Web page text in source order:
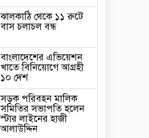
ঝালকাঠি থেকে ১১ রুটে
বাস চলাচল বন্ধ
বাংলাদেশের এভিয়েশন
খাতে বিনিয়োগে আগ্রহী
১০ দেশ
সড়ক পরিবহন মালিক
সমিতির সভাপতি হলেন
স্টার লাইনের হাজী
আলাউদ্দিন